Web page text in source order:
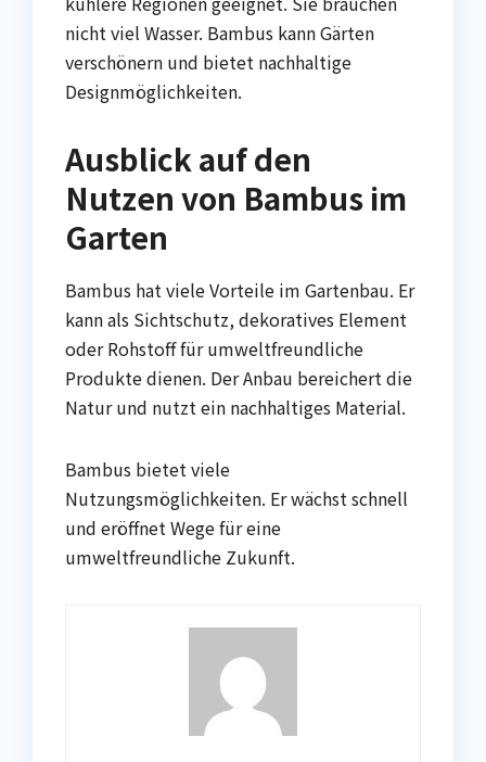
nicht viel Wasser. Bambus kann Gärten
verschönern und bietet nachhaltige
Designmöglichkeiten.
Ausblick auf den
Nutzen von Bambus im
Garten
Bambus hat viele Vorteile im Gartenbau. Er
kann als Sichtschutz, dekoratives Element
oder Rohstoff für umweltfreundliche
Produkte dienen. Der Anbau bereichert die
Natur und nutzt ein nachhaltiges Material.
Bambus bietet viele
Nutzungsmöglichkeiten. Er wächst schnell
und eröffnet Wege für eine
umweltfreundliche Zukunft.